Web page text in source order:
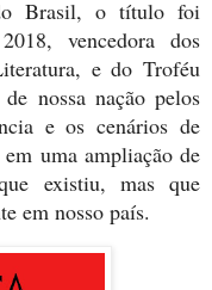
Brasil, o título foi
vencedora dos
e do Troféu
nossa nação pelos
e os cenários de
uma ampliação de
existiu, mas que
em nosso país.